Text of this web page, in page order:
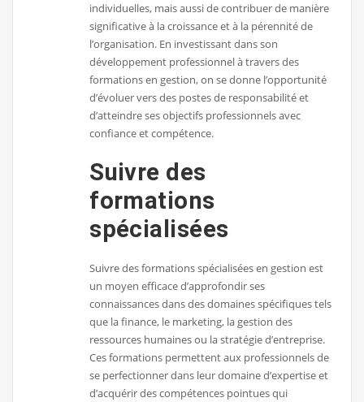
individuelles, mais aussi de contribuer de manière
significative à la croissance et à la pérennité de
l’organisation. En investissant dans son
développement professionnel à travers des
formations en gestion, on se donne l’opportunité
d’évoluer vers des postes de responsabilité et
d’atteindre ses objectifs professionnels avec
confiance et compétence.
Suivre des
formations
spécialisées
Suivre des formations spécialisées en gestion est
un moyen efficace d’approfondir ses
connaissances dans des domaines spécifiques tels
que la finance, le marketing, la gestion des
ressources humaines ou la stratégie d’entreprise.
Ces formations permettent aux professionnels de
se perfectionner dans leur domaine d’expertise et
d’acquérir des compétences pointues qui